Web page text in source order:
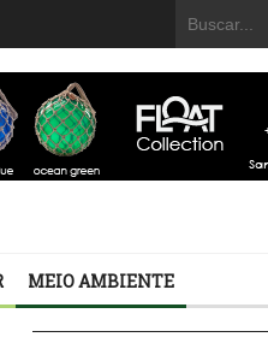
MEIO AMBIENTE